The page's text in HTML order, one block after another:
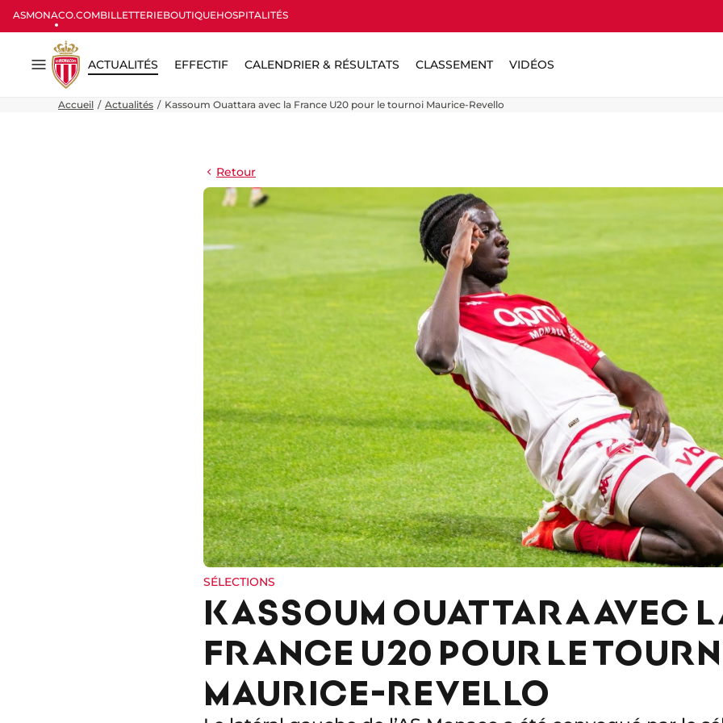
ASMONACO.COMBILLETTERIEBOUTIQUEHOSPITALITÉS
Menu
ACTUALITÉS EFFECTIF CALENDRIER & RÉSULTATS CLASSEMENT VIDÉOS
Accueil Actualités Kassoum Ouattara avec la France U20 pour le tournoi Maurice-Revello
Retour
SÉLECTIONS
KASSOUM OUATTARA AVEC
FRANCE U20 POUR LE
MAURICE-REVELLO